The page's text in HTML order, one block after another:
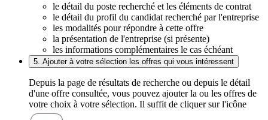
le détail du poste recherché et les éléments de contrat
le détail du profil du candidat recherché par l'entreprise
les modalités pour répondre à cette offre
la présentation de l'entreprise (si présente)
les informations complémentaires le cas échéant
5. Ajouter à votre sélection les offres qui vous intéressent
Depuis la page de résultats de recherche ou depuis le détail
d'une offre consultée, vous pouvez ajouter la ou les offres de
votre choix à votre sélection. Il suffit de cliquer sur l'icône